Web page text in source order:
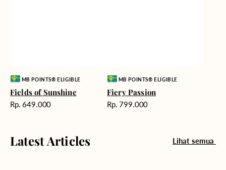
Vendor:MB POINTS® ELIGIBLE
Fields of Sunshine
Harga
Rp. 649.000
Vendor:MB POINTS® ELIGIBLE
Fiery Passion
Harga
Rp. 799.000
Latest Articles Lihat semua